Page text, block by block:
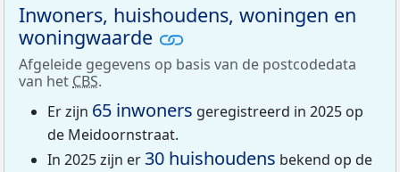
Inwoners, huishoudens, woningen en
woningwaarde
Afgeleide gegevens op basis van de postcodedata
van het CBS.
Er zijn 65 inwoners geregistreerd in 2025 op
de Meidoornstraat.
In 2025 zijn er 30 huishoudens bekend op de